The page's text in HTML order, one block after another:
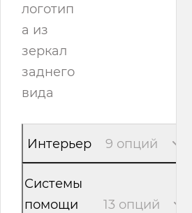
логотип
а из
зеркал
заднего
вида
Интерьер 9 опций
Системы
помощи
13 опций